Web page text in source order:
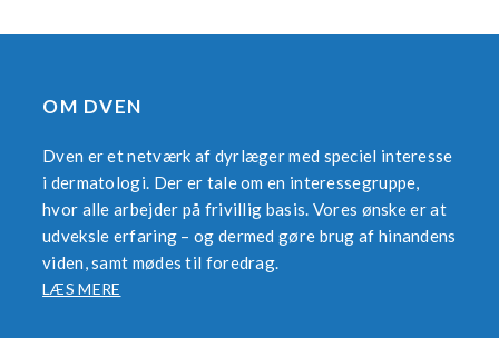
OM DVEN
Dven er et netværk af dyrlæger med speciel interesse
i dermatologi. Der er tale om en interessegruppe,
hvor alle arbejder på frivillig basis. Vores ønske er at
udveksle erfaring – og dermed gøre brug af hinandens
viden, samt mødes til foredrag.
LÆS MERE